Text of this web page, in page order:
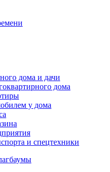
дома и дачи
дома
у дома
и спецтехники